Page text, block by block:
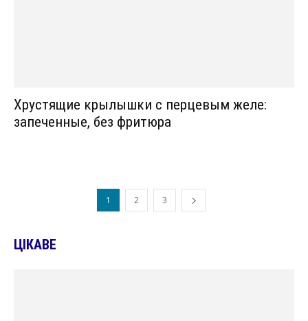
Хрустящие крылышки с перцевым желе:
запеченные, без фритюра
1 2 3
ЦІКАВЕ